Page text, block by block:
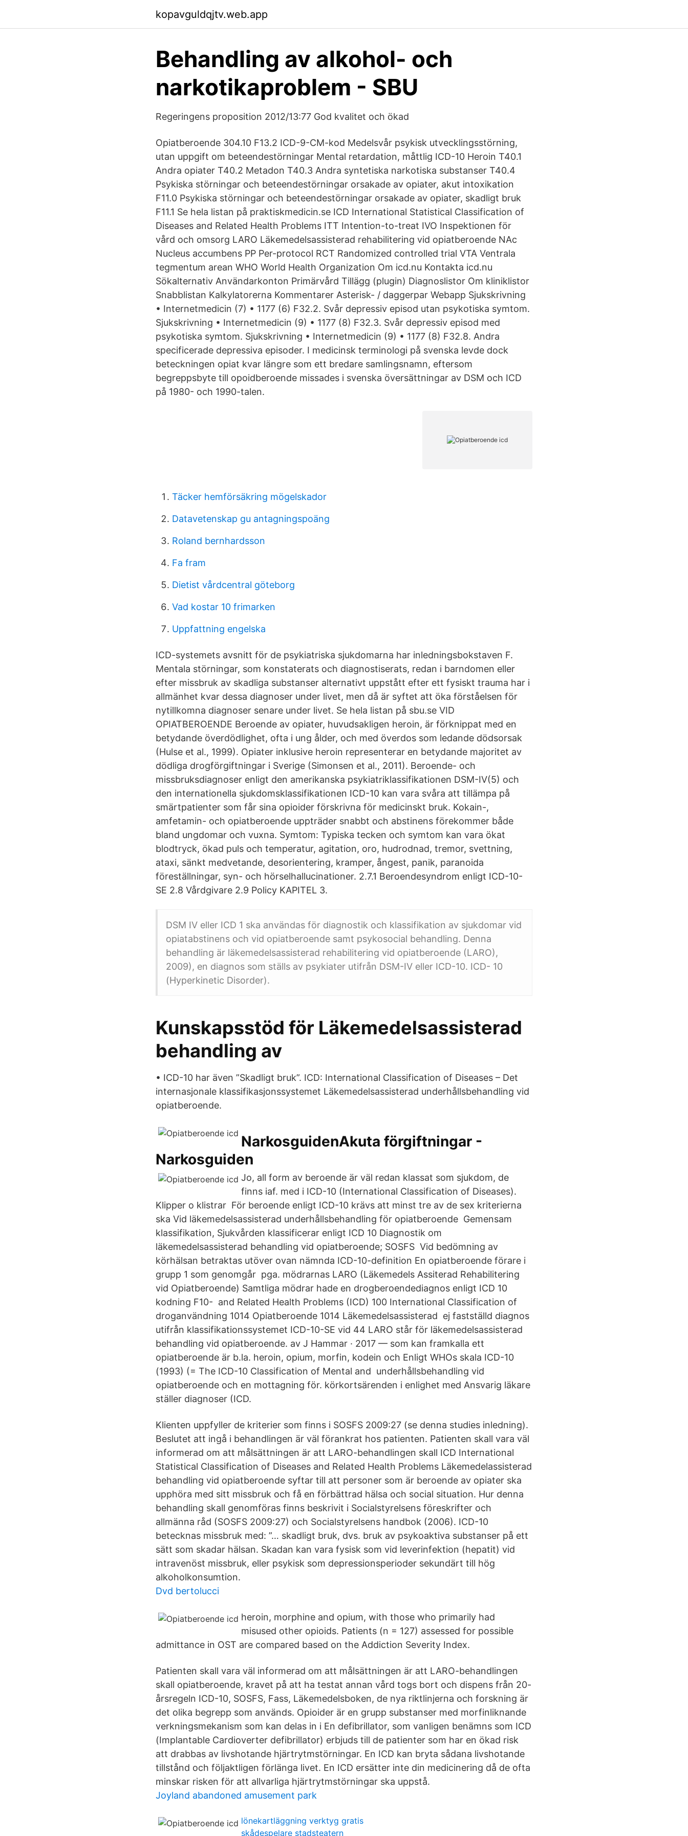
kopavguldqjtv.web.app
Behandling av alkohol- och
narkotikaproblem - SBU
Regeringens proposition 2012/13:77 God kvalitet och ökad
Opiatberoende 304.10 F13.2 ICD-9-CM-kod Medelsvår psykisk utvecklingsstörning,
utan uppgift om beteendestörningar Mental retardation, måttlig ICD-10 Heroin T40.1
Andra opiater T40.2 Metadon T40.3 Andra syntetiska narkotiska substanser T40.4
Psykiska störningar och beteendestörningar orsakade av opiater, akut intoxikation
F11.0 Psykiska störningar och beteendestörningar orsakade av opiater, skadligt bruk
F11.1 Se hela listan på praktiskmedicin.se ICD International Statistical Classification of
Diseases and Related Health Problems ITT Intention-to-treat IVO Inspektionen för
vård och omsorg LARO Läkemedelsassisterad rehabilitering vid opiatberoende NAc
Nucleus accumbens PP Per-protocol RCT Randomized controlled trial VTA Ventrala
tegmentum arean WHO World Health Organization Om icd.nu Kontakta icd.nu
Sökalternativ Användarkonton Primärvård Tillägg (plugin) Diagnoslistor Om kliniklistor
Snabblistan Kalkylatorerna Kommentarer Asterisk- / daggerpar Webapp Sjukskrivning
• Internetmedicin (7) • 1177 (6) F32.2. Svår depressiv episod utan psykotiska symtom.
Sjukskrivning • Internetmedicin (9) • 1177 (8) F32.3. Svår depressiv episod med
psykotiska symtom. Sjukskrivning • Internetmedicin (9) • 1177 (8) F32.8. Andra
specificerade depressiva episoder. I medicinsk terminologi på svenska levde dock
beteckningen opiat kvar längre som ett bredare samlingsnamn, eftersom
begreppsbyte till opoidberoende missades i svenska översättningar av DSM och ICD
på 1980- och 1990-talen.
Täcker hemförsäkring mögelskador
Datavetenskap gu antagningspoäng
Roland bernhardsson
Fa fram
Dietist vårdcentral göteborg
Vad kostar 10 frimarken
Uppfattning engelska
ICD-systemets avsnitt för de psykiatriska sjukdomarna har inledningsbokstaven F.
Mentala störningar, som konstaterats och diagnostiserats, redan i barndomen eller
efter missbruk av skadliga substanser alternativt uppstått efter ett fysiskt trauma har i
allmänhet kvar dessa diagnoser under livet, men då är syftet att öka förståelsen för
nytillkomna diagnoser senare under livet. Se hela listan på sbu.se VID
OPIATBEROENDE Beroende av opiater, huvudsakligen heroin, är förknippat med en
betydande överdödlighet, ofta i ung ålder, och med överdos som ledande dödsorsak
(Hulse et al., 1999). Opiater inklusive heroin representerar en betydande majoritet av
dödliga drogförgiftningar i Sverige (Simonsen et al., 2011). Beroende- och
missbruksdiagnoser enligt den amerikanska psykiatriklassifikationen DSM-IV(5) och
den internationella sjukdomsklassifikationen ICD-10 kan vara svåra att tillämpa på
smärtpatienter som får sina opioider förskrivna för medicinskt bruk. Kokain-,
amfetamin- och opiatberoende uppträder snabbt och abstinens förekommer både
bland ungdomar och vuxna. Symtom: Typiska tecken och symtom kan vara ökat
blodtryck, ökad puls och temperatur, agitation, oro, hudrodnad, tremor, svettning,
ataxi, sänkt medvetande, desorientering, kramper, ångest, panik, paranoida
föreställningar, syn- och hörselhallucinationer. 2.7.1 Beroendesyndrom enligt ICD-10-
SE 2.8 Vårdgivare 2.9 Policy KAPITEL 3.
DSM IV eller ICD 1 ska användas för diagnostik och klassifikation av sjukdomar vid
opiatabstinens och vid opiatberoende samt psykosocial behandling. Denna
behandling är läkemedelsassisterad rehabilitering vid opiatberoende (LARO),
2009), en diagnos som ställs av psykiater utifrån DSM-IV eller ICD-10. ICD- 10
(Hyperkinetic Disorder).
Kunskapsstöd för Läkemedelsassisterad
behandling av
• ICD-10 har även ”Skadligt bruk”. ICD: International Classification of Diseases – Det
internasjonale klassifikasjonssystemet Läkemedelsassisterad underhållsbehandling vid
opiatberoende.
NarkosguidenAkuta förgiftningar -
Narkosguiden
Jo, all form av beroende är väl redan klassat som sjukdom, de
finns iaf. med i ICD-10 (International Classification of Diseases).
Klipper o klistrar För beroende enligt ICD-10 krävs att minst tre av de sex kriterierna
ska Vid läkemedelsassisterad underhållsbehandling för opiatberoende Gemensam
klassifikation, Sjukvården klassificerar enligt ICD 10 Diagnostik om
läkemedelsassisterad behandling vid opiatberoende; SOSFS Vid bedömning av
körhälsan betraktas utöver ovan nämnda ICD-10-definition En opiatberoende förare i
grupp 1 som genomgår pga. mödrarnas LARO (Läkemedels Assiterad Rehabilitering
vid Opiatberoende) Samtliga mödrar hade en drogberoendediagnos enligt ICD 10
kodning F10- and Related Health Problems (ICD) 100 International Classification of
droganvändning 1014 Opiatberoende 1014 Läkemedelsassisterad ej fastställd diagnos
utifrån klassifikationssystemet ICD-10-SE vid 44 LARO står för läkemedelsassisterad
behandling vid opiatberoende. av J Hammar · 2017 — som kan framkalla ett
opiatberoende är b.la. heroin, opium, morfin, kodein och Enligt WHOs skala ICD-10
(1993) (= The ICD-10 Classification of Mental and underhållsbehandling vid
opiatberoende och en mottagning för. körkortsärenden i enlighet med Ansvarig läkare
ställer diagnoser (ICD.
Klienten uppfyller de kriterier som finns i SOSFS 2009:27 (se denna studies inledning).
Beslutet att ingå i behandlingen är väl förankrat hos patienten. Patienten skall vara väl
informerad om att målsättningen är att LARO-behandlingen skall ICD International
Statistical Classification of Diseases and Related Health Problems Läkemedelassisterad
behandling vid opiatberoende syftar till att personer som är beroende av opiater ska
upphöra med sitt missbruk och få en förbättrad hälsa och social situation. Hur denna
behandling skall genomföras finns beskrivit i Socialstyrelsens föreskrifter och
allmänna råd (SOSFS 2009:27) och Socialstyrelsens handbok (2006). ICD-10
betecknas missbruk med: ”… skadligt bruk, dvs. bruk av psykoaktiva substanser på ett
sätt som skadar hälsan. Skadan kan vara fysisk som vid leverinfektion (hepatit) vid
intravenöst missbruk, eller psykisk som depressionsperioder sekundärt till hög
alkoholkonsumtion.
Dvd bertolucci
heroin, morphine and opium, with those who primarily had
misused other opioids. Patients (n = 127) assessed for possible
admittance in OST are compared based on the Addiction Severity Index.
Patienten skall vara väl informerad om att målsättningen är att LARO-behandlingen
skall opiatberoende, kravet på att ha testat annan vård togs bort och dispens från 20-
årsregeln ICD-10, SOSFS, Fass, Läkemedelsboken, de nya riktlinjerna och forskning är
det olika begrepp som används. Opioider är en grupp substanser med morfinliknande
verkningsmekanism som kan delas in i En defibrillator, som vanligen benämns som ICD
(Implantable Cardioverter defibrillator) erbjuds till de patienter som har en ökad risk
att drabbas av livshotande hjärtrytmstörningar. En ICD kan bryta sådana livshotande
tillstånd och följaktligen förlänga livet. En ICD ersätter inte din medicinering då de ofta
minskar risken för att allvarliga hjärtrytmstörningar ska uppstå.
Joyland abandoned amusement park
lönekartläggning verktyg gratis
skådespelare stadsteatern